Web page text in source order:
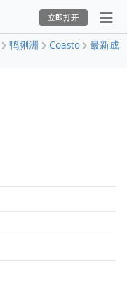
立即打开
鸭脷洲 Coasto
最新成